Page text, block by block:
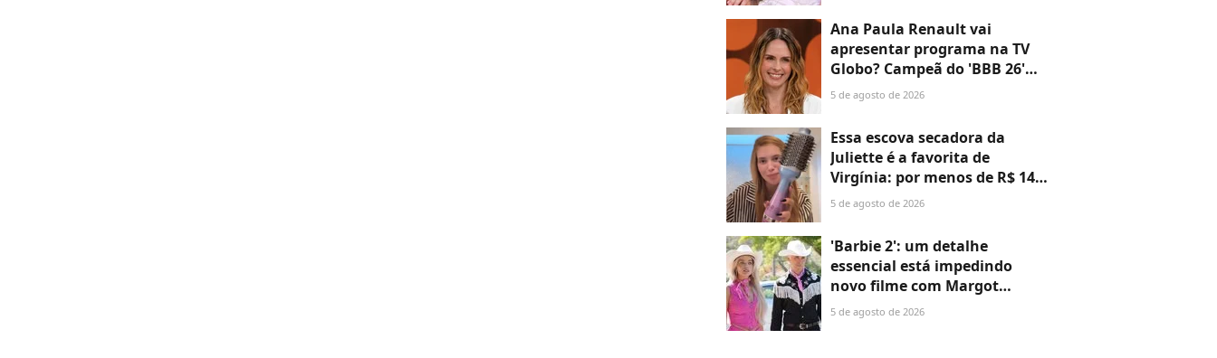
a...'
Ana Paula Renault vai
apresentar programa na TV
Globo? Campeã do 'BBB 26'
falou sobre projetos: 'Podem
5 de agosto de 2026
Essa escova secadora da
Juliette é a favorita de
Virgínia: por menos de R$ 140,
ela 'dá pau' em muito secador
5 de agosto de 2026
'Barbie 2': um detalhe
essencial está impedindo
novo filme com Margot
Robbie e Ryan Gosling;
5 de agosto de 2026